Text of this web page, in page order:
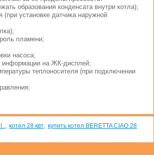
образования конденсата внутри котла);
(при установке датчика наружной
пламени;
насоса;
информации на ЖК-дисплей;
теплоносителя (при подключении
котел 28 квт купить котел BERETTA CIAO 28